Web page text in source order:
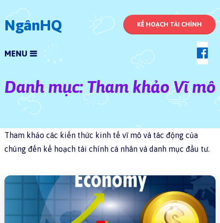
NgânHQ KẾ HOẠCH TÀI CHÍNH
MENU
Danh mục: Tham khảo Vĩ mô
Tham khảo các kiến thức kinh tế vĩ mô và tác động của
chúng đến kế hoạch tài chính cá nhân và danh mục đầu tư.